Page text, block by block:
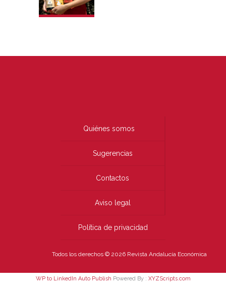
Quiénes somos
Sugerencias
Contactos
Aviso legal
Política de privacidad
Todos los derechos © 2026 Revista Andalucía Económica
WP to LinkedIn Auto Publish Powered By : XYZScripts.com